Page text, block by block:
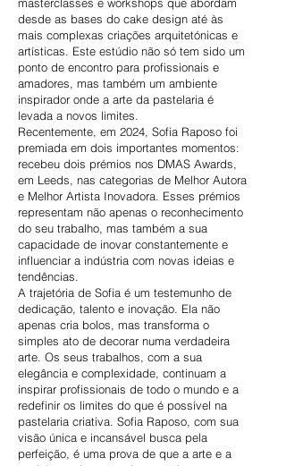
desde as bases do cake design até às
mais complexas criações arquitetónicas e
artísticas. Este estúdio não só tem sido um
ponto de encontro para profissionais e
amadores, mas também um ambiente
inspirador onde a arte da pastelaria é
levada a novos limites.
Recentemente, em 2024, Sofia Raposo foi
premiada em dois importantes momentos:
recebeu dois prémios nos DMAS Awards,
em Leeds, nas categorias de Melhor Autora
e Melhor Artista Inovadora. Esses prémios
representam não apenas o reconhecimento
do seu trabalho, mas também a sua
capacidade de inovar constantemente e
influenciar a indústria com novas ideias e
tendências.
A trajetória de Sofia é um testemunho de
dedicação, talento e inovação. Ela não
apenas cria bolos, mas transforma o
simples ato de decorar numa verdadeira
arte. Os seus trabalhos, com a sua
elegância e complexidade, continuam a
inspirar profissionais de todo o mundo e a
redefinir os limites do que é possível na
pastelaria criativa. Sofia Raposo, com sua
visão única e incansável busca pela
perfeição, é uma prova de que a arte e a